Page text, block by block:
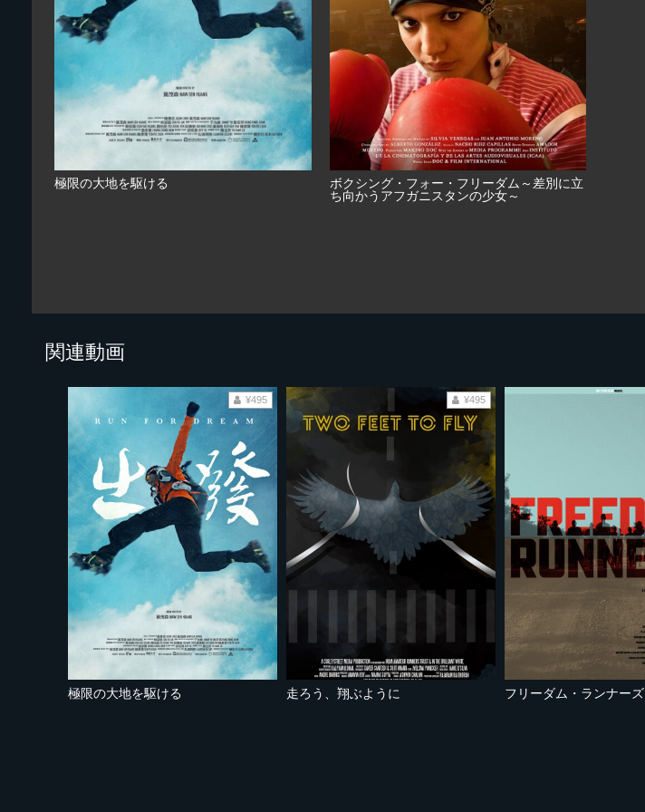
極限の大地を駆ける
ボクシング・フォー・フリーダム～差別に立
ち向かうアフガニスタンの少女～
関連動画
極限の大地を駆ける
¥495
走ろう、翔ぶように
¥495
フリーダム・ランナーズ